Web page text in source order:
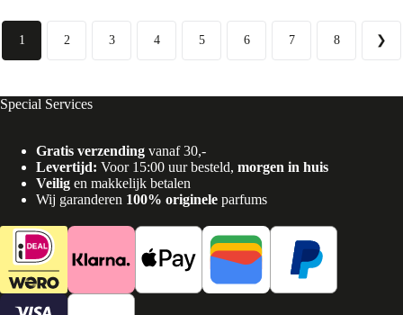
1 2 3 4 5 6 7 8 ❯
Special Services
Gratis verzending vanaf 30,-
Levertijd: Voor 15:00 uur besteld, morgen in huis
Veilig en makkelijk betalen
Wij garanderen 100% originele parfums